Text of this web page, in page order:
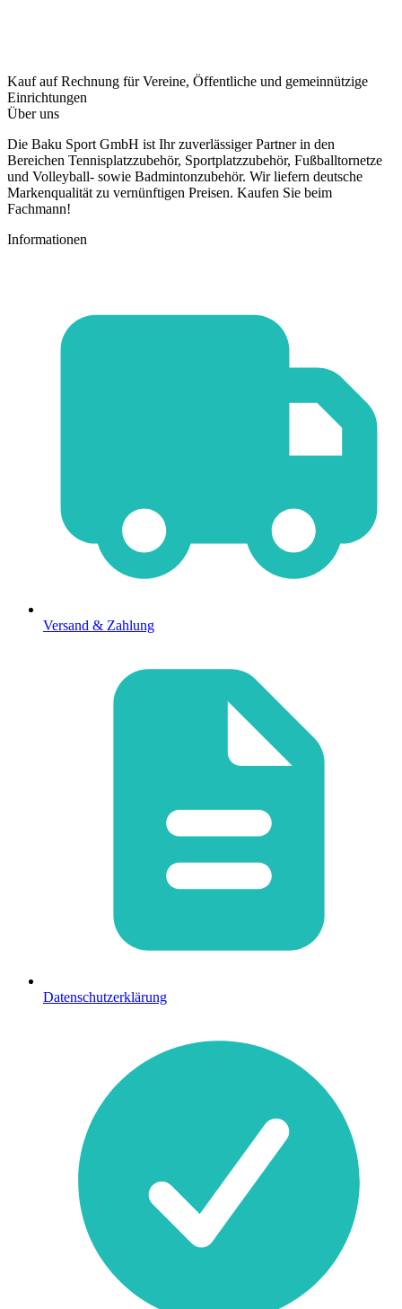
Kauf auf Rechnung für Vereine, Öffentliche und gemeinnützige
Einrichtungen
Über uns
Die Baku Sport GmbH ist Ihr zuverlässiger Partner in den
Bereichen Tennisplatzzubehör, Sportplatzzubehör, Fußballtornetze
und Volleyball- sowie Badmintonzubehör. Wir liefern deutsche
Markenqualität zu vernünftigen Preisen. Kaufen Sie beim
Fachmann!
Informationen
Versand & Zahlung
Datenschutzerklärung